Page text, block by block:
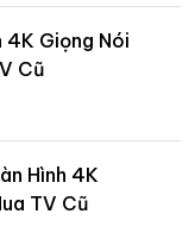
4K Giọng Nói
Cũ
Hình 4K
TV Cũ